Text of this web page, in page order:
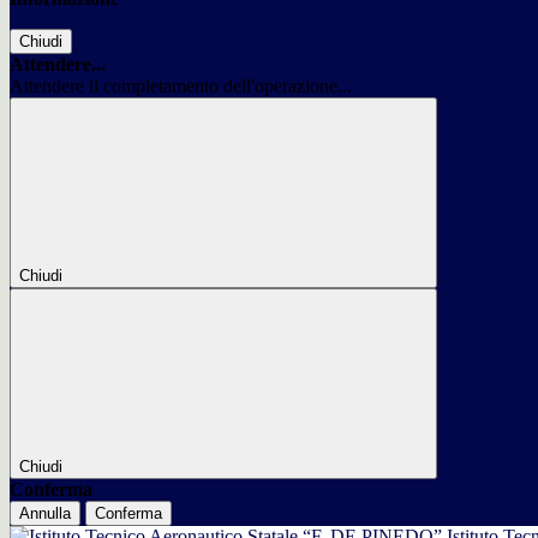
Chiudi
Attendere...
Attendere il completamento dell'operazione...
Chiudi
Chiudi
Conferma
Annulla Conferma